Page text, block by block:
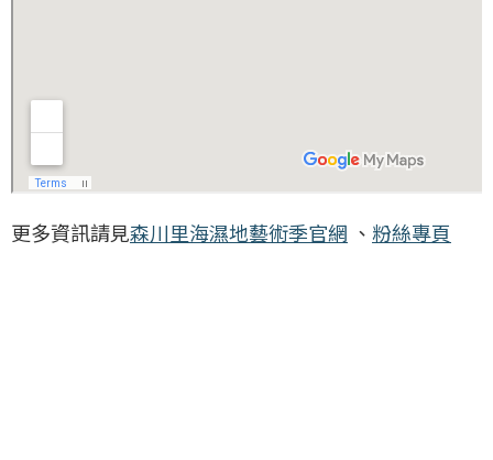
更多資訊請見森川里海濕地藝術季官網 、 粉絲專頁